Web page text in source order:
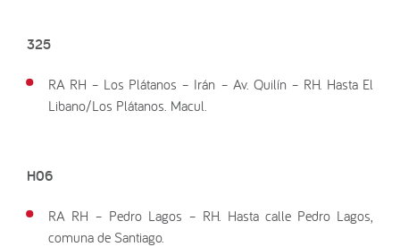
325
RA RH – Los Plátanos – Irán – Av. Quilín – RH. Hasta El
Libano/Los Plátanos. Macul.
H06
RA RH – Pedro Lagos – RH. Hasta calle Pedro Lagos,
comuna de Santiago.